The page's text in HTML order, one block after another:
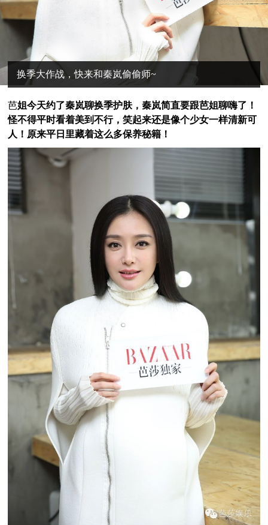
换季大作战，快来和秦岚偷偷师~
芭姐今天约了秦岚聊换季护肤，秦岚简直要跟芭姐聊嗨了！
怪不得平时看着美到不行，笑起来还是像个少女一样清新可
人！原来平日里藏着这么多保养秘籍！